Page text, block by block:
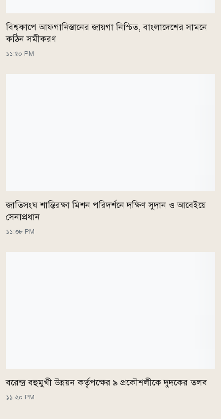
বিশ্বকাপে আফগানিস্তানের জায়গা নিশ্চিত, বাংলাদেশের সামনে
কঠিন সমীকরণ
১১:৫০ PM
জাতিসংঘ শান্তিরক্ষা মিশন পরিদর্শনে দক্ষিণ সুদান ও আবেইয়ে
সেনাপ্রধান
১১:৩৮ PM
বরেন্দ্র বহুমুখী উন্নয়ন কর্তৃপক্ষের ৯ প্রকৌশলীকে দুদকের তলব
১১:২০ PM